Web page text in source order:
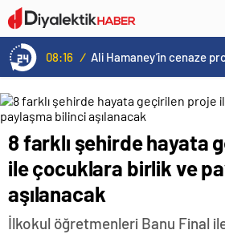
08:16 /
aşılanacak
8 farklı şehirde hayata
ile çocuklara birlik ve
aşılanacak
İlkokul öğretmenleri Banu Final ile